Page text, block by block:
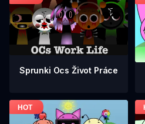
Sprunki Ocs Život Práce